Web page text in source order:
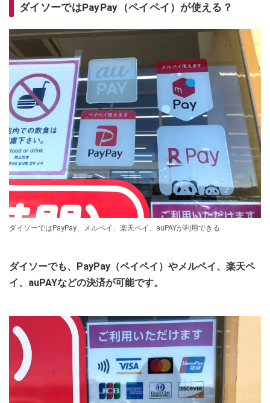
ダイソーではPayPay（ペイペイ）が使える？
ダイソーではPayPay、メルペイ、楽天ペイ、auPAYが利用できる
ダイソーでも、PayPay（ペイペイ）やメルペイ、楽天ペ
イ、auPAYなどの決済が可能です。